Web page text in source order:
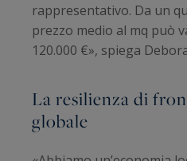
rappresentativo. Da un
prezzo medio al mq può
120.000 €», spiega
La resilienza di
globale